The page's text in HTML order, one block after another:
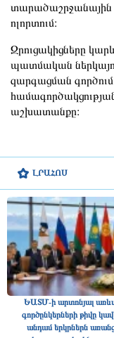
ԼՐԱՀՈՍ
ԵԱՏՄ-ի արտոնյալ
գործընկերների թիվը
անդամ երկրներն
տարածաշրջանային
ոլորտում։
Զրուցակիցները
պատմական
զարգացման
համագործակցության
աշխատանքը։